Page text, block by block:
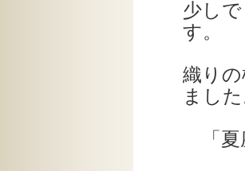
少し
す。
織り
まし
「